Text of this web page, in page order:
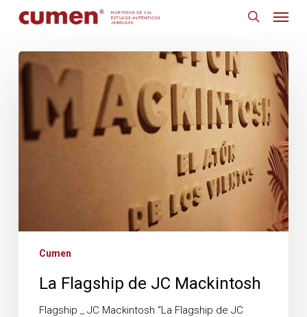
content
La
Mackintosh
Cumen
La Flagship de JC Mackintosh
Flagship _ JC Mackintosh “La Flagship de JC